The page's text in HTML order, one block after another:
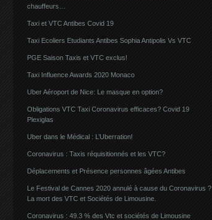
chauffeurs…
Taxi et VTC Antibes Covid 19
Taxi Ecoliers Etudiants Antibes Sophia Antipolis Vs VTC
PGE Saison Taxis et VTC exclus!
Taxi Influence Awards 2020 Monaco
Uber Aéroport de Nice: Le masque en option?
Obligations VTC Taxi Coronavirus efficaces? Covid 19
Plexiglas
Uber dans le Médical : L’Uberration!
Coronavirus : Taxis réquisitionnés et les VTC?
Déplacements et Présence personnes âgées Antibes
Le Festival de Cannes 2020 annulé à cause du Coronavirus ?
La mort des VTC et Sociétés de Limousine.
Coronavirus : 49.3 % des Vtc et sociétés de Limousine